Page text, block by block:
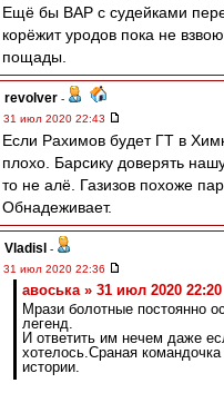
Ещё бы ВАР с судейками
корёжит уродов пока не
пощады.
revolver -
31 июл 2020 22:43
Если Рахимов будет ГТ в
плохо. Барсику доверять
то не алё. Газизов похоже
Обнадеживает.
Vladisl
-
31 июл 2020 22:36
авоська » 31 июл 2020 22:20
Мрази болотные постоянно
легенд.
И ответить им нечем даже
хотелось.Сраная
истории.